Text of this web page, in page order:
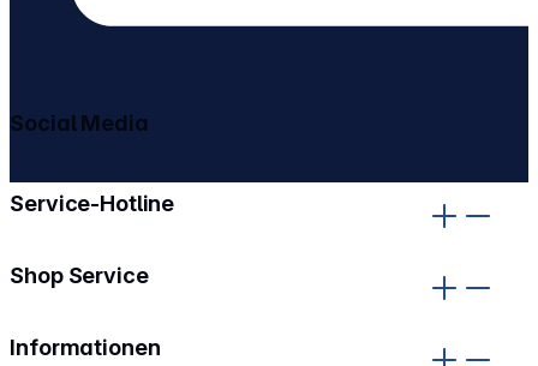
Service-Hotline
Shop Service
Informationen
Social Media